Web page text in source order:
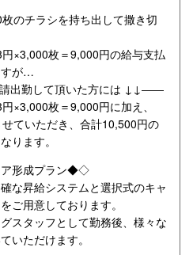
枚のチラシを持ち出して撒き切
×3,000枚＝9,000円の給与支払
すが…
勤して頂いた方には ↓↓――
×3,000枚＝9,000円に加え、
ていただき、合計10,500円の
ります。
形成プラン◆◇
な昇給システムと選択式のキャ
ご用意しております。
スタッフとして勤務後、様々な
いただけます。